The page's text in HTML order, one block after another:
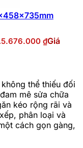
5.676.000 ₫Giá
thể thiếu đối
mê sửa chữa
kéo rộng rãi và
phân loại và
cách gọn gàng,